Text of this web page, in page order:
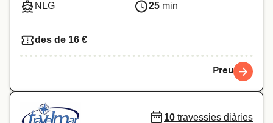
NLG 25 min
des de 16 €
Preu
10 travessies diàries